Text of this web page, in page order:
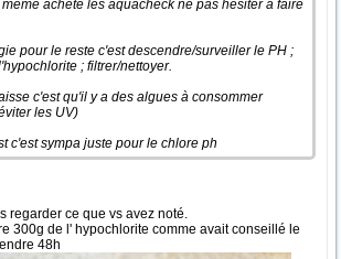
acheté les aquacheck ne pas hésiter à faire
pour le reste c'est descendre/surveiller le PH ;
; filtrer/nettoyer.
c'est qu'il y a des algues à consommer
les UV)
c'est sympa juste pour le chlore ph
regarder ce que vs avez noté.
300g de l' hypochlorite comme avait conseillé le
48h